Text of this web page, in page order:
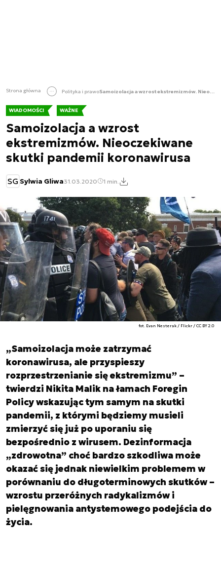
Strona główna Polityka i prawo Samoizolacja a wzrost ekstremizmów. Nieoczekiwane skutki pandemii koronawirusa
WIADOMOŚCI WAŻNE
Samoizolacja a wzrost
ekstremizmów. Nieoczekiwane
skutki pandemii koronawirusa
SG Sylwia Gliwa31.03.2020 1 min.
fot. Evan Nesterak / Flickr / CC BY 2.0
„Samoizolacja może zatrzymać
koronawirusa, ale przyspieszy
rozprzestrzenianie się ekstremizmu” –
twierdzi Nikita Malik na łamach Foregin
Policy wskazując tym samym na skutki
pandemii, z którymi będziemy musieli
zmierzyć się już po uporaniu się
bezpośrednio z wirusem. Dezinformacja
„zdrowotna” choć bardzo szkodliwa może
okazać się jednak niewielkim problemem w
porównaniu do długoterminowych skutków –
wzrostu przeróżnych radykalizmów i
pielęgnowania antystemowego podejścia do
życia.